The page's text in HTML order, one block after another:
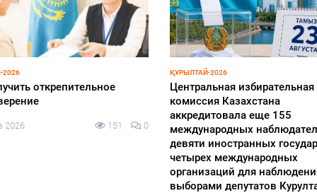
2026
открепительное
2026 151 0
ҚҰРЫЛТАЙ-2026
Центральная избирательная
комиссия Казахстана
аккредитовала еще 155
международных
девяти иностранных
четырех международных
организаций для
выборами депутатов